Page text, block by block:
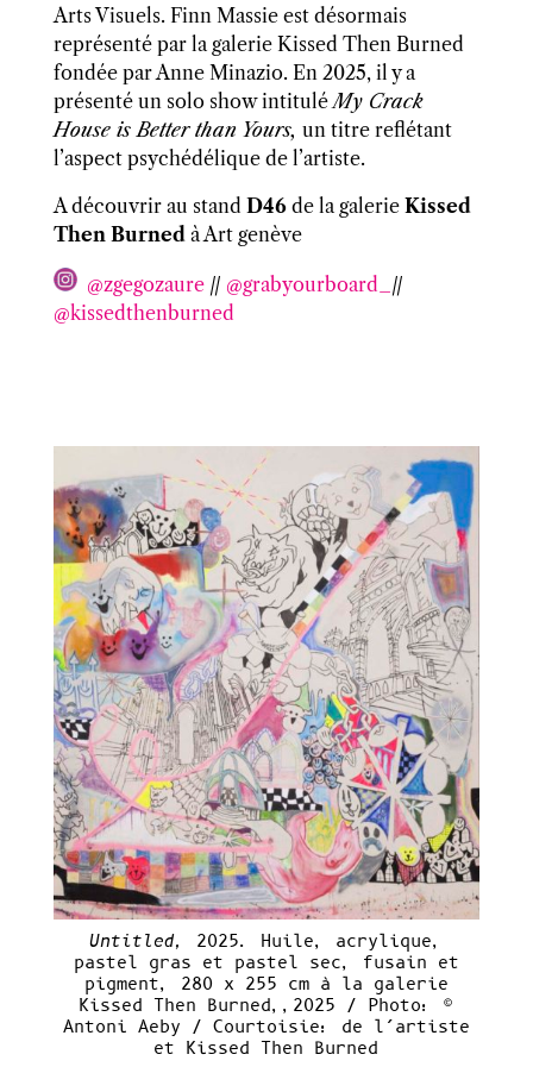
Arts Visuels. Finn Massie est désormais
représenté par la galerie Kissed Then Burned
fondée par Anne Minazio. En 2025, il y a
présenté un solo show intituléMy Crack
House is Better than Yours, un titre reflétant
l’aspect psychédélique de l’artiste.
A découvrir au stand D46de la galerie Kissed
Then Burnedà Art genève
@zgegozaure // @grabyourboard_ //
@kissedthenburned
Untitled,
2025. Huile, acrylique,
pastel gras et pastel sec, fusain et
pigment, 280 x 255 cm à la galerie
Kissed Then Burned,,2025 / Photo: ©
Antoni Aeby / Courtoisie: de l’artiste
et Kissed Then Burned